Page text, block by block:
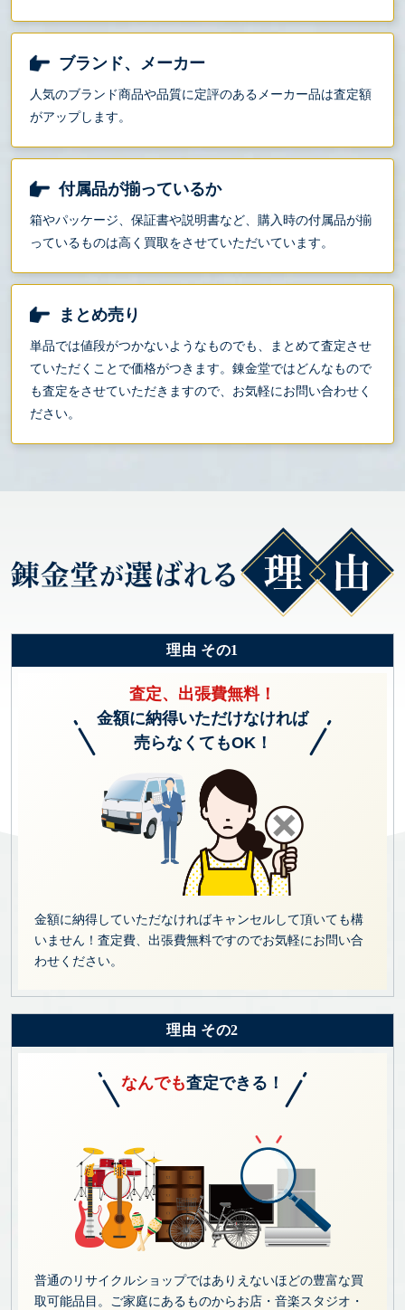
ブランド、メーカー
人気のブランド商品や品質に定評のあるメーカー品は査定額
がアップします。
付属品が揃っているか
箱やパッケージ、保証書や説明書など、購入時の付属品が揃
っているものは高く買取をさせていただいています。
まとめ売り
単品では値段がつかないようなものでも、まとめて査定させ
ていただくことで価格がつきます。錬金堂ではどんなもので
も査定をさせていただきますので、お気軽にお問い合わせく
ださい。
理由 その1
査定、出張費無料！
金額に納得いただけなければ
売らなくてもOK！
金額に納得していただなければキャンセルして頂いても構
いません！査定費、出張費無料ですのでお気軽にお問い合
わせください。
理由 その2
なんでも査定できる！
普通のリサイクルショップではありえないほどの豊富な買
取可能品目。ご家庭にあるものからお店・音楽スタジオ・